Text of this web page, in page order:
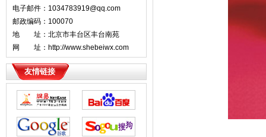
电子邮件：1034783919@qq.com
邮政编码：100070
地 址：北京市丰台区丰台南苑
网 址：http://www.shebeiwx.com
友情链接